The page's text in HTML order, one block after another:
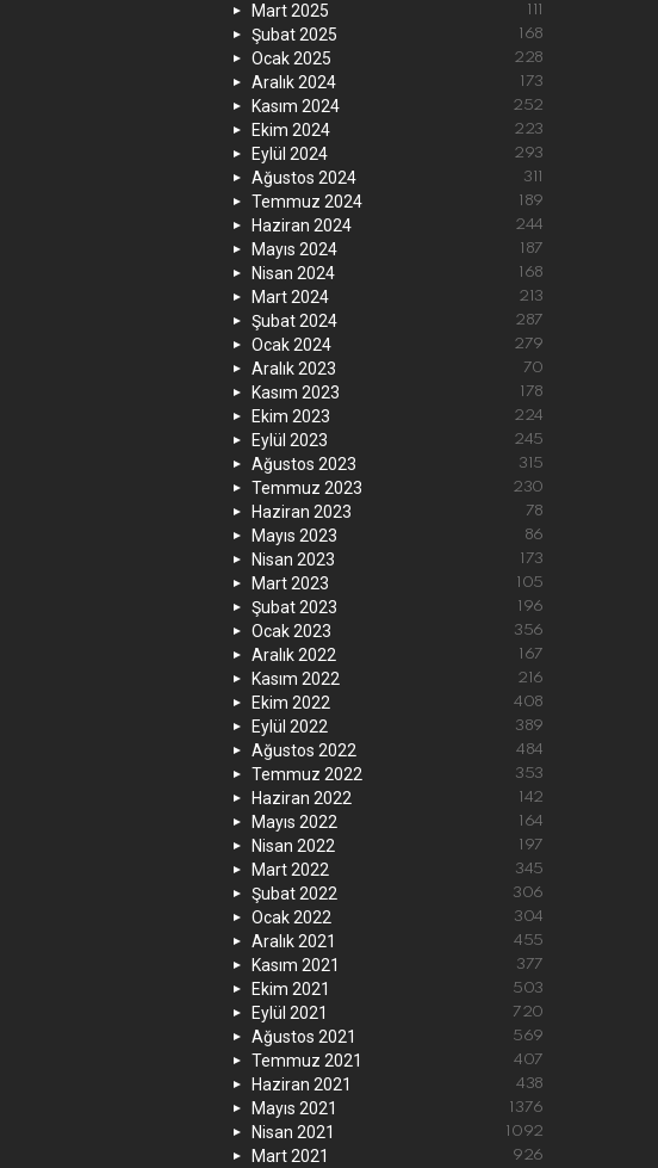
Mart 2025
Şubat 2025 168
Ocak 2025 228
Aralık 2024 173
Kasım 2024 252
Ekim 2024 223
Eylül 2024 293
Ağustos 2024 311
Temmuz 2024 189
Haziran 2024 244
Mayıs 2024 187
Nisan 2024 168
Mart 2024 213
Şubat 2024 287
Ocak 2024 279
Aralık 2023 70
Kasım 2023 178
Ekim 2023 224
Eylül 2023 245
Ağustos 2023 315
Temmuz 2023 230
Haziran 2023 78
Mayıs 2023 86
Nisan 2023 173
Mart 2023 105
Şubat 2023 196
Ocak 2023 356
Aralık 2022 167
Kasım 2022 216
Ekim 2022 408
Eylül 2022 389
Ağustos 2022 484
Temmuz 2022 353
Haziran 2022 142
Mayıs 2022 164
Nisan 2022 197
Mart 2022 345
Şubat 2022 306
Ocak 2022 304
Aralık 2021 455
Kasım 2021 377
Ekim 2021 503
Eylül 2021 720
Ağustos 2021 569
Temmuz 2021 407
Haziran 2021 438
Mayıs 2021 1376
Nisan 2021 1092
Mart 2021 926